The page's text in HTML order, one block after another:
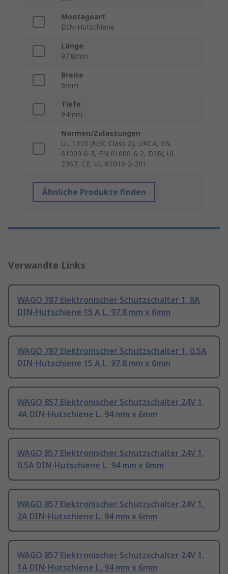
Montageart
DIN-Hutschiene
Länge
97.8mm
Breite
6mm
Tiefe
94mm
Normen/Zulassungen
UL 1310 (NEC Class 2), UKCA, EN
61000-6-3, EN 61000-6-2, DNV, UL
2367, CE, UL 61010-2-201
Ähnliche Produkte finden
Verwandte Links
WAGO 787 Elektronischer Schutzschalter 1, 8A
DIN-Hutschiene 15 A L. 97.8 mm x 6mm
WAGO 787 Elektronischer Schutzschalter 1, 0.5A
DIN-Hutschiene 15 A L. 97.8 mm x 6mm
WAGO 857 Elektronischer Schutzschalter 24V 1,
4A DIN-Hutschiene L. 94 mm x 6mm
WAGO 857 Elektronischer Schutzschalter 24V 1,
0.5A DIN-Hutschiene L. 94 mm x 6mm
WAGO 857 Elektronischer Schutzschalter 24V 1,
2A DIN-Hutschiene L. 94 mm x 6mm
WAGO 857 Elektronischer Schutzschalter 24V 1,
1A DIN-Hutschiene L. 94 mm x 6mm